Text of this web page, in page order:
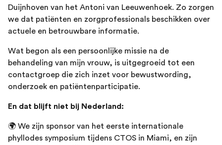
Duijnhoven van het Antoni van Leeuwenhoek. Zo zorgen
we dat patiënten en zorgprofessionals beschikken over
actuele en betrouwbare informatie.
Wat begon als een persoonlijke missie na de
behandeling van mijn vrouw, is uitgegroeid tot een
contactgroep die zich inzet voor bewustwording,
onderzoek en patiëntenparticipatie.
En dat blijft niet bij Nederland:
🌍 We zijn sponsor van het eerste internationale
phyllodes symposium tijdens CTOS in Miami, en zijn